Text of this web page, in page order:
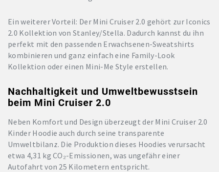
Ein weiterer Vorteil: Der Mini Cruiser 2.0 gehört zur Iconics
2.0 Kollektion von Stanley/Stella. Dadurch kannst du ihn
perfekt mit den passenden Erwachsenen-Sweatshirts
kombinieren und ganz einfach eine Family-Look
Kollektion oder einen Mini-Me Style erstellen.
Nachhaltigkeit und Umweltbewusstsein
beim Mini Cruiser 2.0
Neben Komfort und Design überzeugt der Mini Cruiser 2.0
Kinder Hoodie auch durch seine transparente
Umweltbilanz. Die Produktion dieses Hoodies verursacht
etwa 4,31 kg CO₂-Emissionen, was ungefähr einer
Autofahrt von 25 Kilometern entspricht.